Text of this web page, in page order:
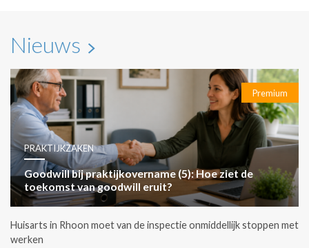
Nieuws
Premium
PRAKTIJKZAKEN
Goodwill bij praktijkovername (5): Hoe ziet de
toekomst van goodwill eruit?
Huisarts in Rhoon moet van de inspectie onmiddellijk stoppen met
werken